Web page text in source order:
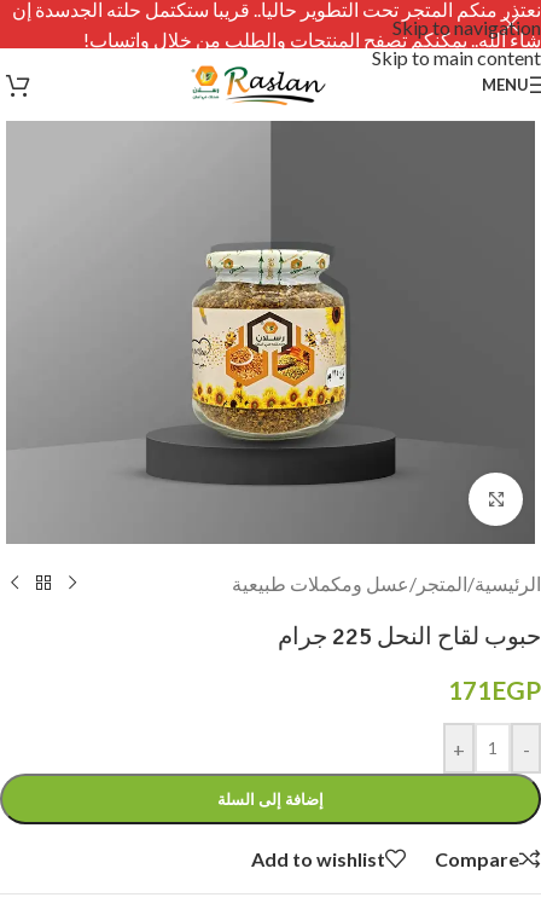
Skip to navigation
Skip to main content
نعتذر منكم المتجر تحت التطوير حاليا.. قريبا ستكتمل حلته الجدسدة إن
شاء الله.. يمكنكم تصفح المنتجات والطلب من خلال واتساب!
MENU
Click to enlarge
الرئيسية/المتجر /عسل ومكملات طبيعية
حبوب لقاح النحل 225 جرام
171EGP
-
+
إضافة إلى السلة
Compare
Add to wishlist